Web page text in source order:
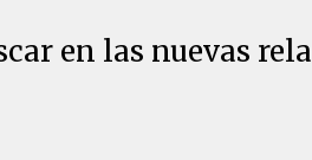
en las nuevas